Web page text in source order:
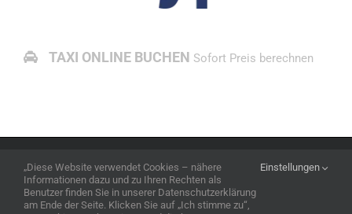
TAXI ONLINE BUCHEN Sofort Preis berechnen
Impressum|DSGVO|Sitemap|
„Diese Website verwendet Cookies – nähere
Informationen dazu und zu Ihren Rechten als
Benutzer finden Sie in unserer Datenschutzerklärung
am Ende der Seite. Klicken Sie auf „Ich stimme zu“,
Einstellungen